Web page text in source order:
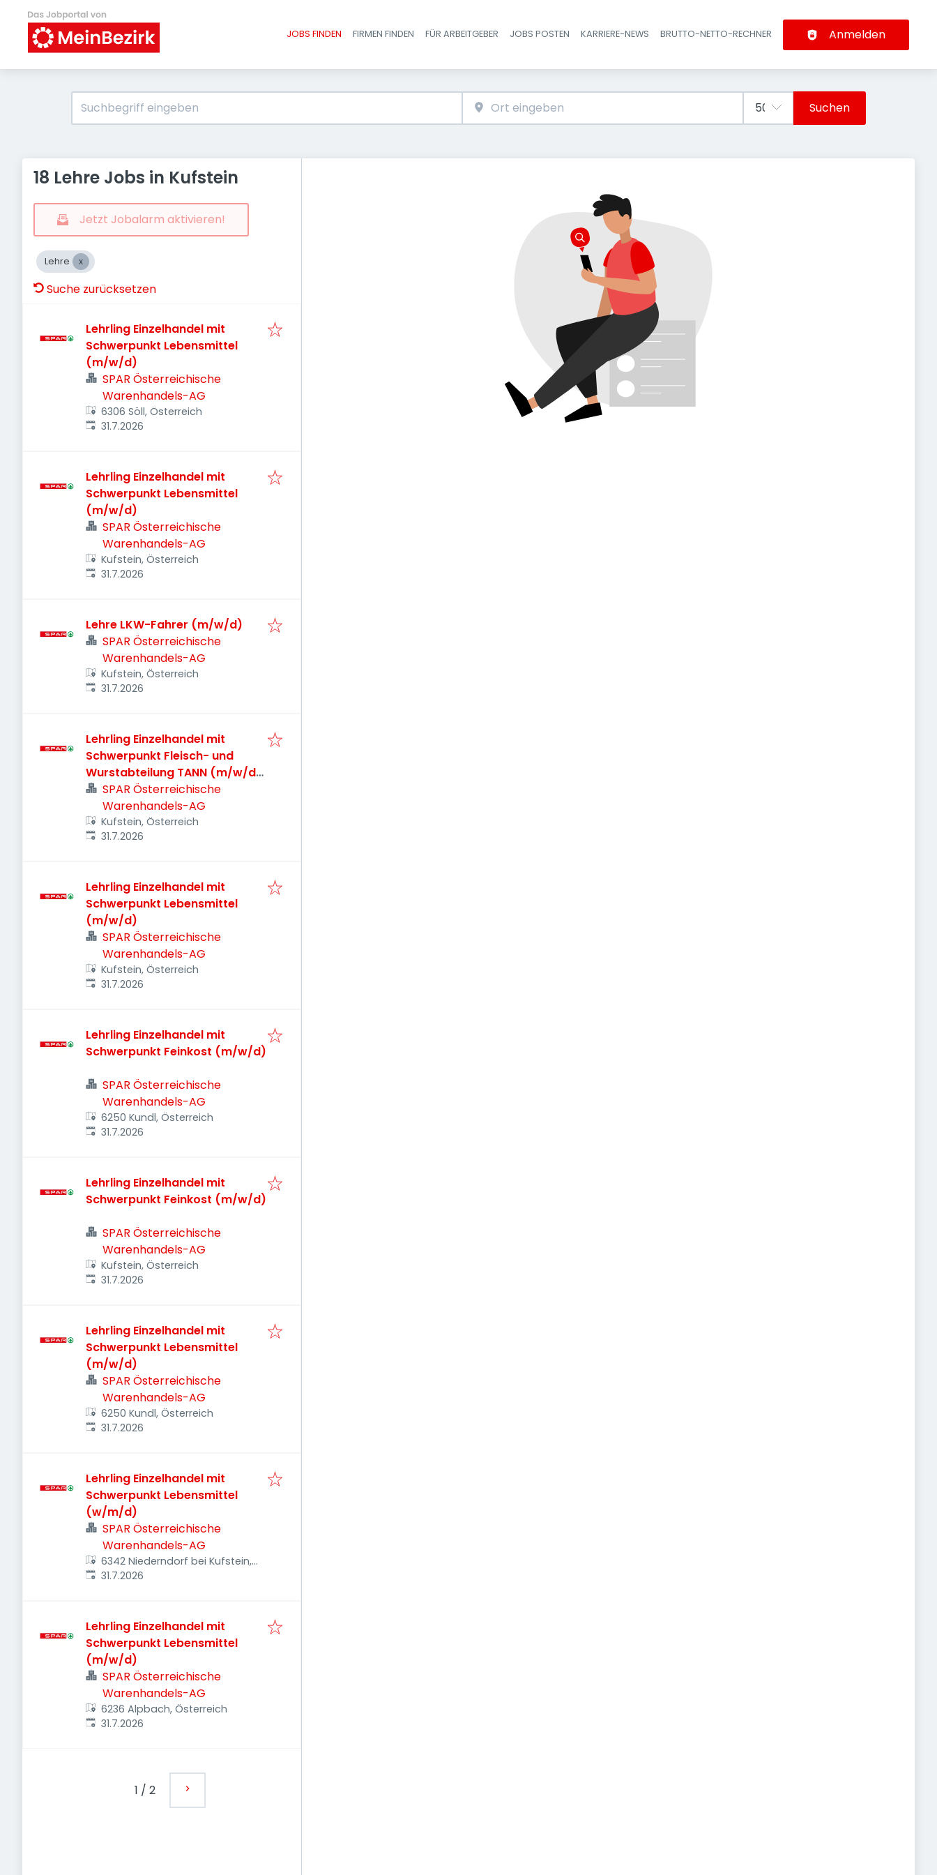
Haupt-Navigation
JOBS FINDEN FIRMEN FINDEN FÜR ARBEITGEBER JOBS POSTEN KARRIERE-NEWS BRUTTO-NETTO-RECHNER Anmelden
Suchen
18 Lehre Jobs in Kufstein
Jetzt Jobalarm aktivieren!
Lehre
Suche zurücksetzen
Lehrling Einzelhandel mit
Schwerpunkt Lebensmittel
(m/w/d)
SPAR Österreichische
Warenhandels-AG
6306 Söll, Österreich
Veröffentlicht
31.7.2026
Lehrling Einzelhandel mit
Schwerpunkt Lebensmittel
(m/w/d)
SPAR Österreichische
Warenhandels-AG
Kufstein, Österreich
Veröffentlicht
31.7.2026
Lehre LKW-Fahrer (m/w/d)
SPAR Österreichische
Warenhandels-AG
Kufstein, Österreich
Veröffentlicht
31.7.2026
Lehrling Einzelhandel mit
Schwerpunkt Fleisch- und
Wurstabteilung TANN (m/w/d)
SPAR Österreichische
Warenhandels-AG
Kufstein, Österreich
Veröffentlicht
31.7.2026
Lehrling Einzelhandel mit
Schwerpunkt Lebensmittel
(m/w/d)
SPAR Österreichische
Warenhandels-AG
Kufstein, Österreich
Veröffentlicht
31.7.2026
Lehrling Einzelhandel mit
Schwerpunkt Feinkost (m/w/d)
SPAR Österreichische
Warenhandels-AG
6250 Kundl, Österreich
Veröffentlicht
31.7.2026
Lehrling Einzelhandel mit
Schwerpunkt Feinkost (m/w/d)
SPAR Österreichische
Warenhandels-AG
Kufstein, Österreich
Veröffentlicht
31.7.2026
Lehrling Einzelhandel mit
Schwerpunkt Lebensmittel
(m/w/d)
SPAR Österreichische
Warenhandels-AG
6250 Kundl, Österreich
Veröffentlicht
31.7.2026
Lehrling Einzelhandel mit
Schwerpunkt Lebensmittel
(w/m/d)
SPAR Österreichische
Warenhandels-AG
6342 Niederndorf bei Kufstein,
Österreich
Veröffentlicht
31.7.2026
Lehrling Einzelhandel mit
Schwerpunkt Lebensmittel
(m/w/d)
SPAR Österreichische
Warenhandels-AG
6236 Alpbach, Österreich
Veröffentlicht
31.7.2026
1 / 2